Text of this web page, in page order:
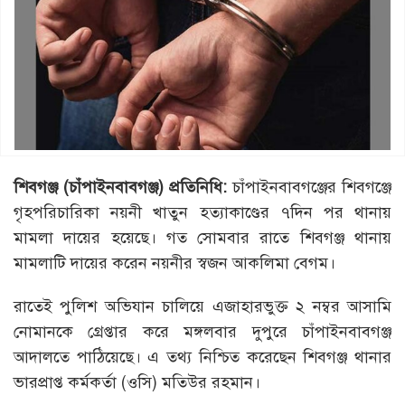
শিবগঞ্জ (চাঁপাইনবাবগঞ্জ) প্রতিনিধি: চাঁপাইনবাবগঞ্জের শিবগঞ্জে
গৃহপরিচারিকা নয়নী খাতুন হত্যাকাণ্ডের ৭দিন পর থানায়
মামলা দায়ের হয়েছে। গত সোমবার রাতে শিবগঞ্জ থানায়
মামলাটি দায়ের করেন নয়নীর স্বজন আকলিমা বেগম।
রাতেই পুলিশ অভিযান চালিয়ে এজাহারভুক্ত ২ নম্বর আসামি
নোমানকে গ্রেপ্তার করে মঙ্গলবার দুপুরে চাঁপাইনবাবগঞ্জ
আদালতে পাঠিয়েছে। এ তথ্য নিশ্চিত করেছেন শিবগঞ্জ থানার
ভারপ্রাপ্ত কর্মকর্তা (ওসি) মতিউর রহমান।